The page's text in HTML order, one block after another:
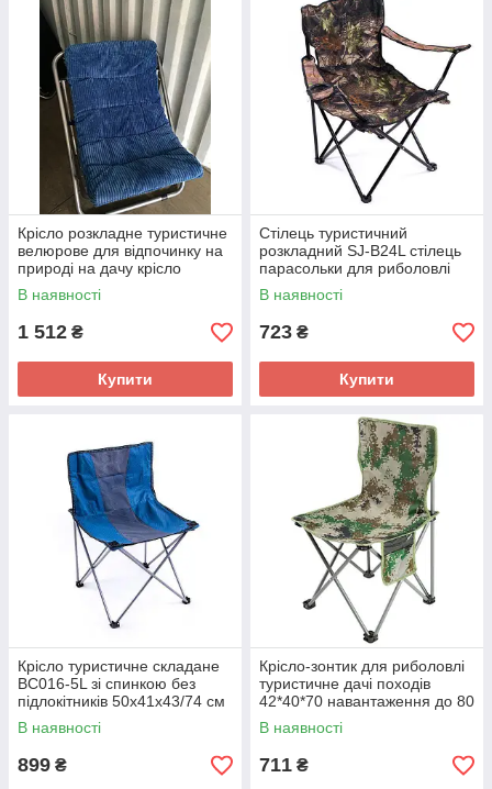
гостей різними ласощами та напоями.
Крісло розкладне туристичне
велюрове для відпочинку на
природі на дачу крісло
кемпінгове
В наявності
1 512 ₴
Купити
Стілець туристичний
розкладний SJ-B24L стілець
парасольки для риболовлі
походів із підсклянником
В наявності
723 ₴
Купити
Крісло туристичне складане
ВС016-5L зі спинкою без
підлокітників 50х41х43/74 см
В наявності
899 ₴
Крісло-зонтик для риболовлі
туристичне дачі походів
42*40*70 навантаження до 80
кг із кишенею
В наявності
711 ₴